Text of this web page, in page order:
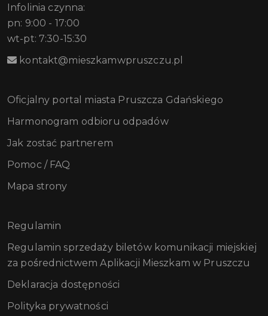
Infolinia czynna:
pn: 9:00 - 17:00
wt-pt: 7:30-15:30
kontakt@mieszkamwpruszczu.pl
Oficjalny portal miasta Pruszcza Gdańskiego
Harmonogram odbioru odpadów
Jak zostać partnerem
Pomoc / FAQ
Mapa strony
Regulamin
Regulamin sprzedaży biletów komunikacji miejskiej
za pośrednictwem Aplikacji Mieszkam w Pruszczu
Deklaracja dostępności
Polityka prywatności